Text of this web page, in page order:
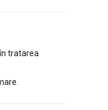
tratarea